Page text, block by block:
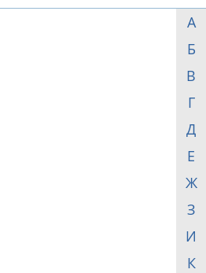
А
Б
В
Г
Д
Е
Ж
З
И
К